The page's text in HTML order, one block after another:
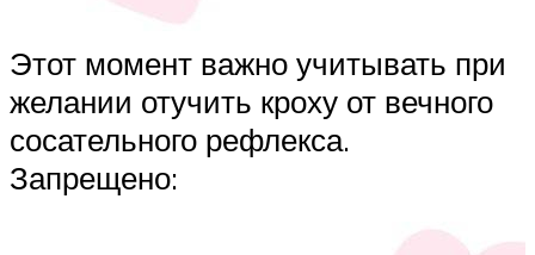
Этот момент важно учитывать при
желании отучить кроху от вечного
сосательного рефлекса.
Запрещено: